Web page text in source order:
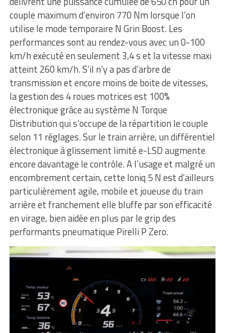
couple maximum d’environ 770 Nm lorsque l’on
utilise le mode temporaire N Grin Boost. Les
performances sont au rendez-vous avec un 0-100
km/h exécuté en seulement 3,4 s et la vitesse maxi
atteint 260 km/h. S’il n’y a pas d’arbre de
transmission et encore moins de boite de vitesses,
la gestion des 4 roues motrices est 100%
électronique grâce au système N Torque
Distribution qui s’occupe de la répartition le couple
selon 11 réglages. Sur le train arrière, un différentiel
électronique à glissement limité e-LSD augmente
encore davantage le contrôle. A l’usage et malgré un
encombrement certain, cette Ioniq 5 N est d’ailleurs
particulièrement agile, mobile et joueuse du train
arrière et franchement elle bluffe par son efficacité
en virage, bien aidée en plus par le grip des
performants pneumatique Pirelli P Zero.